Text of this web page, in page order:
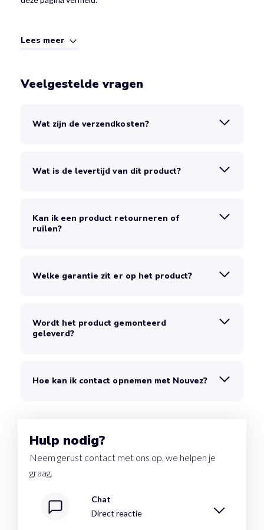
Lees meer
Veelgestelde vragen
Wat zijn de verzendkosten?
Wat is de levertijd van dit product?
Kan ik een product retourneren of
ruilen?
Welke garantie zit er op het product?
Wordt het product gemonteerd
geleverd?
Hoe kan ik contact opnemen met Nouvez?
Hulp nodig?
Neem gerust contact met ons op, we helpen je
graag.
Chat
Direct reactie